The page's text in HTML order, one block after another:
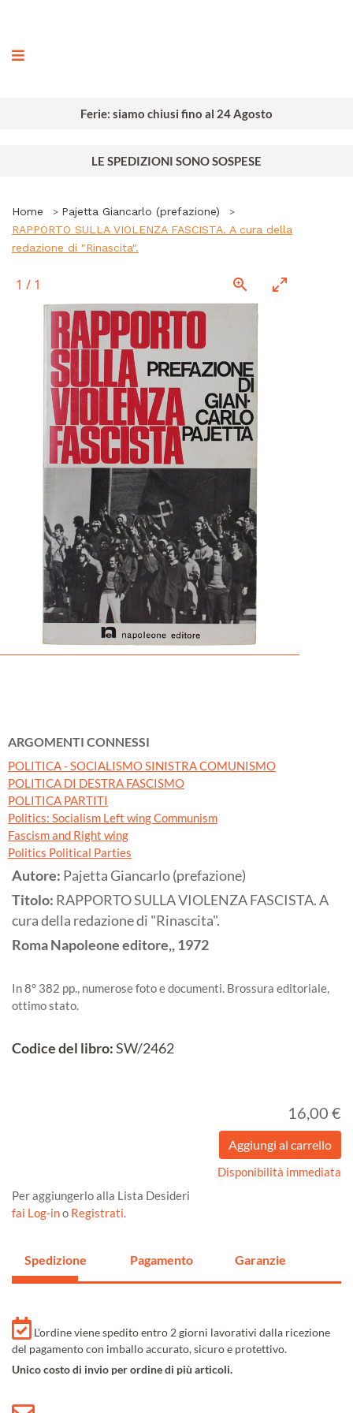
Ferie: siamo chiusi fino al 24 Agosto
LE SPEDIZIONI SONO SOSPESE
Home
Pajetta Giancarlo (prefazione)
RAPPORTO SULLA VIOLENZA FASCISTA. A cura della
redazione di "Rinascita".
1 / 1
ARGOMENTI CONNESSI
POLITICA - SOCIALISMO SINISTRA COMUNISMO
POLITICA DI DESTRA FASCISMO
POLITICA PARTITI
Politics: Socialism Left wing Communism
Fascism and Right wing
Politics Political Parties
Autore: Pajetta Giancarlo (prefazione)
Titolo: RAPPORTO SULLA VIOLENZA FASCISTA. A
cura della redazione di "Rinascita".
RomaNapoleone editore,,1972
In 8° 382 pp., numerose foto e documenti. Brossura editoriale,
ottimo stato.
Codice del libro:SW/2462
16,00 €
Disponibilità immediata
Per aggiungerlo alla Lista Desideri
fai Log-ino Registrati.
Spedizione Pagamento Garanzie
L'ordine viene spedito entro 2 giorni lavorativi dalla ricezione
del pagamento con imballo accurato, sicuro e protettivo.
Unico costo di invio per ordine di più articoli.